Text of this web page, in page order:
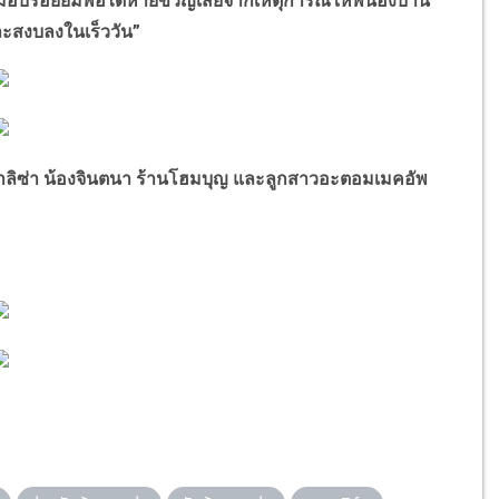
สงบลงในเร็ววัน”
น้องจินตนา ร้านโฮมบุญ และลูกสาวอะตอมเมคอัพ